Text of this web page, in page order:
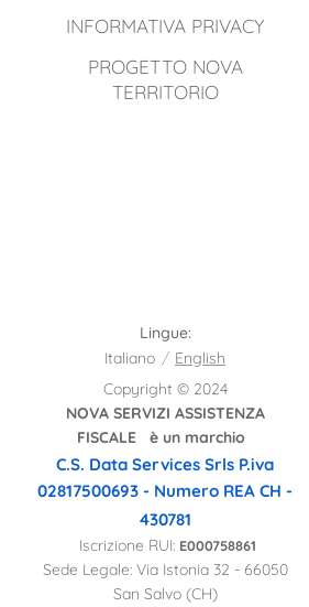
INFORMATIVA PRIVACY
PROGETTO NOVA
TERRITORIO
Copyright © 2024
NOVA SERVIZI ASSISTENZA
FISCALE è un marchio
C.S. Data Services Srls P.iva
02817500693 - Numero REA CH -
430781
Iscrizione RUI: E000758861
Sede Legale: Via Istonia 32 - 66050
San Salvo (CH)
Lingue
Italiano
English